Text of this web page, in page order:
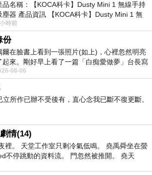
品名稱：【KOCA科卡】Dusty Mini 1 無線手持
塵器 產品資訊 【KOCA科卡】Dusty Mini 1 無
手持吸塵器評語： 能吸、能吹兼具兩
時前
份
爾在臉書上看到一張照片(如上)，心裡忽然明亮
起來。剛好早上看了一篇「白痴愛做夢」台長寫
貼文，在回顧年輕時瘋狂愛上
08-06
所作已辦不受後有，直心念我已斷不復更斷。
情(14)
裡。 天堂工作室只剩冷氣低鳴。 堯禹舜坐在螢
不停跳動的資料流。 門忽然被推開。 堯天